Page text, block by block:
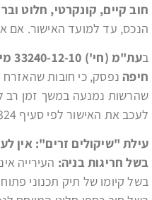
חוב קיים, קונקרטי, חלוט
הנכס, עד למועד האישור. אם
ב
עת"מ
חיפה נפסק, כי חובות שהאזרח
שהרשות נמנעה במשך זמן רב
לעכב את האישור לפי סעיף 324.
בשל חריגות בניה: העירייה
בשל קיומו של תיק תכנוני